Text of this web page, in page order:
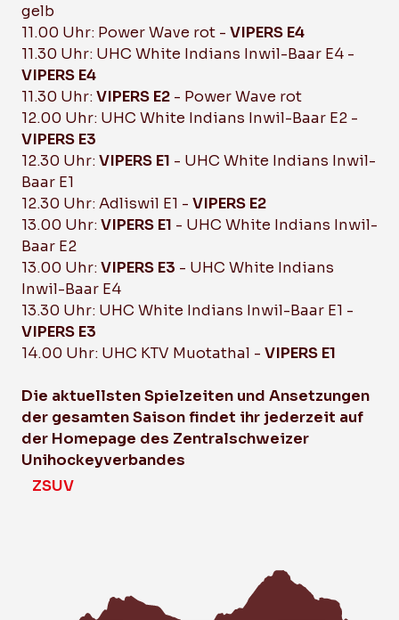
gelb
11.00 Uhr: Power Wave rot - VIPERS E4
11.30 Uhr: UHC White Indians Inwil-Baar E4 -
VIPERS E4
11.30 Uhr:VIPERS E2 - Power Wave rot
12.00 Uhr: UHC White Indians Inwil-Baar E2 -
VIPERS E3
12.30 Uhr:VIPERS E1 - UHC White Indians Inwil-
Baar E1
12.30 Uhr: Adliswil E1 - VIPERS E2
13.00 Uhr:VIPERS E1 - UHC White Indians Inwil-
Baar E2
13.00 Uhr:VIPERS E3 - UHC White Indians
Inwil-Baar E4
13.30 Uhr: UHC White Indians Inwil-Baar E1 -
VIPERS E3
14.00 Uhr: UHC KTV Muotathal - VIPERS E1
Die aktuellsten Spielzeiten und Ansetzungen
der gesamten Saison findet ihr jederzeit auf
der Homepage des Zentralschweizer
Unihockeyverbandes
ZSUV